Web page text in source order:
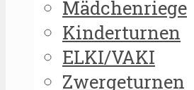
Mädchenriege
Kinderturnen
ELKI/VAKI
Zwergeturnen